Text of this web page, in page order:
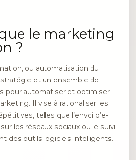
que le marketing
?
ou automatisation du
et un ensemble de
pour automatiser et optimiser
Il vise à rationaliser les
telles que l’envoi d’e-
les réseaux sociaux ou le suivi
des outils logiciels intelligents.